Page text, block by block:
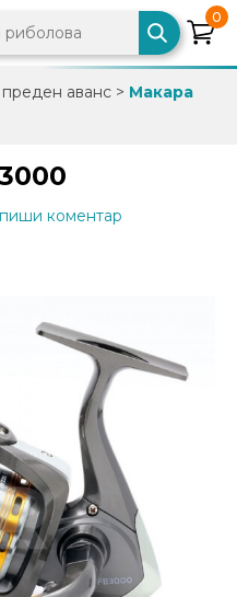
0
аванс > Макара
коментар